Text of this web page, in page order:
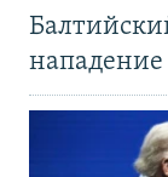
нападение